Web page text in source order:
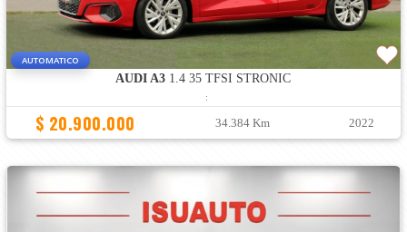
AUTOMATICO
AUDI A3 1.4 35 TFSI STRONIC
:
$ 20.900.000 34.384 Km 2022